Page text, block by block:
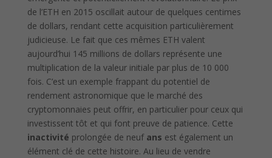
de l’ETH en 2015 oscillait autour de quelques centimes
de dollars, rendant cette acquisition particulièrement
judicieuse. Le fait que ces mêmes ETH valent
aujourd’hui 145 millions de dollars représente une
multiplication de la valeur initiale par plus de 10 000
fois. C’est un exemple frappant du potentiel de
rendement astronomique que le marché des
cryptomonnaies peut offrir, en particulier pour ceux qui
investissent tôt et qui font preuve de patience. Cette
inactivité prolongée de neuf ans est également un
élément clé de cette histoire. Au lieu de vendre